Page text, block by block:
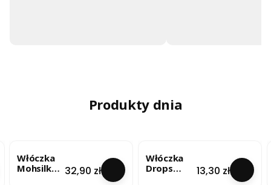
Produkty dnia
Włóczka
Mohsilko – Cena
32,90 zł
Włóczka
Drops
Cena
13,30 zł